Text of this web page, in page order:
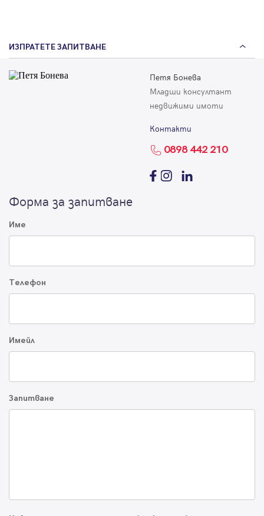
ИЗПРАТЕТЕ ЗАПИТВАНЕ
Петя Бонева
Младши консултант
недвижими имоти
Контакти
0898 442 210
Форма за запитване
Име
Телефон
Имейл
Запитване